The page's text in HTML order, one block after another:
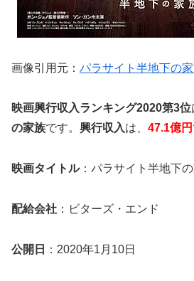
画像引用元： パラサイト半地下の
映画興行収入ランキング2020第3位
の家族です。 興行収入は、 47.1億円
映画タイトル：パラサイト半地下
配給会社 ：ビターズ・エンド
公開日 ：2020年1月10日